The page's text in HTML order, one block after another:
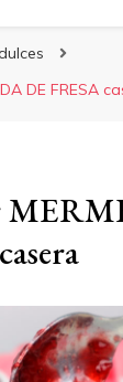
DE FRESA